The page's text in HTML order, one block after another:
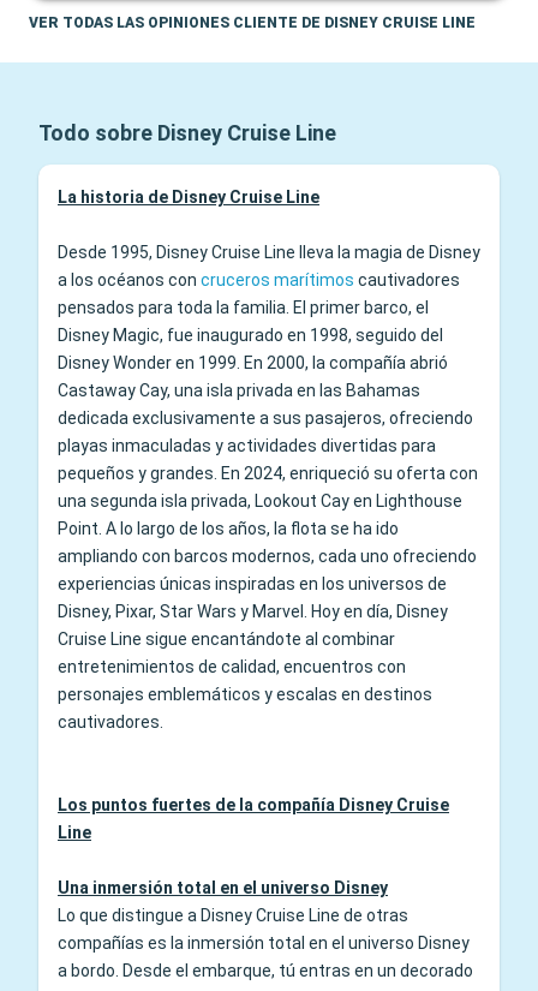
VER TODAS LAS OPINIONES CLIENTE DE DISNEY CRUISE LINE
Todo sobre Disney Cruise Line
La historia de Disney Cruise Line
Desde 1995, Disney Cruise Line lleva la magia de Disney
a los océanos con cruceros marítimos cautivadores
pensados para toda la familia. El primer barco, el
Disney Magic, fue inaugurado en 1998, seguido del
Disney Wonder en 1999. En 2000, la compañía abrió
Castaway Cay, una isla privada en las Bahamas
dedicada exclusivamente a sus pasajeros, ofreciendo
playas inmaculadas y actividades divertidas para
pequeños y grandes. En 2024, enriqueció su oferta con
una segunda isla privada, Lookout Cay en Lighthouse
Point. A lo largo de los años, la flota se ha ido
ampliando con barcos modernos, cada uno ofreciendo
experiencias únicas inspiradas en los universos de
Disney, Pixar, Star Wars y Marvel. Hoy en día, Disney
Cruise Line sigue encantándote al combinar
entretenimientos de calidad, encuentros con
personajes emblemáticos y escalas en destinos
cautivadores.
Los puntos fuertes de la compañía Disney Cruise
Line
Una inmersión total en el universo Disney
Lo que distingue a Disney Cruise Line de otras
compañías es la inmersión total en el universo Disney
a bordo. Desde el embarque, tú entras en un decorado